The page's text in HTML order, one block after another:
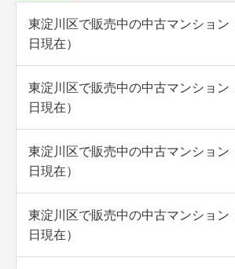
東淀川区で販売中の中古マンション
日現在）
東淀川区で販売中の中古マンション
日現在）
東淀川区で販売中の中古マンション
日現在）
東淀川区で販売中の中古マンション
日現在）